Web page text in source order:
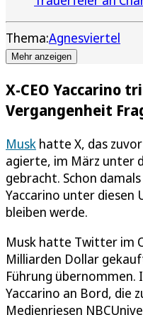
Thema:Agnesviertel
Mehr anzeigen
X-CEO Yaccarino
Vergangenheit
Musk hatte X, das
agierte, im März unter
gebracht. Schon
Yaccarino unter diesen
bleiben werde.
Musk hatte Twitter im
Milliarden Dollar
Führung übernommen.
Yaccarino an Bord, die
Medienriesen